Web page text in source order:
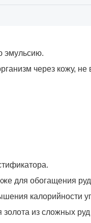
эмульсию.
через кожу,
для обогащения
калорийности
золота из сложных